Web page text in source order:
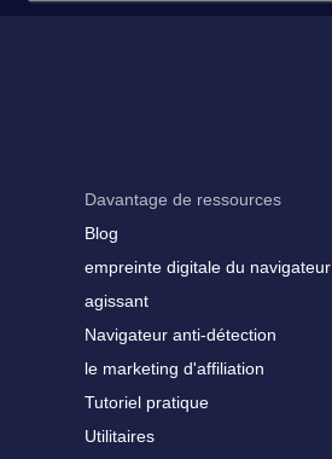
Davantage de ressources
Blog
empreinte digitale du navigateur
agissant
Navigateur anti-détection
le marketing d'affiliation
Tutoriel pratique
Utilitaires